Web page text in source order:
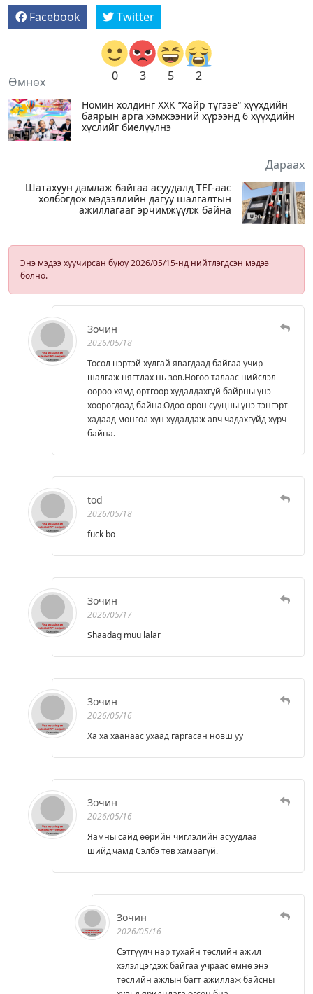
Facebook Twitter
0 3 5 2
Өмнөх
Номин холдинг ХХК “Хайр түгээе“ хүүхдийн
баярын арга хэмжээний хүрээнд 6 хүүхдийн
хүслийг биелүүлнэ
Дараах
Шатахуун дамлаж байгаа асуудалд ТЕГ-аас
холбогдох мэдээллийн дагуу шалгалтын
ажиллагааг эрчимжүүлж байна
Энэ мэдээ хуучирсан буюу 2026/05/15-нд нийтлэгдсэн мэдээ
болно.
Зочин
2026/05/18
Төсөл нэртэй хулгай явагдаад байгаа учир
шалгаж нягтлах нь зөв.Нөгөө талаас нийслэл
өөрөө хямд өртгөөр худалдахгүй байрны үнэ
хөөрөгдөад байна.Одоо орон сууцны үнэ тэнгэрт
хадаад монгол хүн худалдаж авч чадахгүйд хүрч
байна.
tod
2026/05/18
fuck bo
Зочин
2026/05/17
Shaadag muu lalar
Зочин
2026/05/16
Ха ха хаанаас ухаад гаргасан новш уу
Зочин
2026/05/16
Яамны сайд өөрийн чиглэлийн асуудлаа
шийд.чамд Сэлбэ төв хамаагүй.
Зочин
2026/05/16
Сэтгүүлч нар тухайн төслийн ажил
хэлэлцэгдэж байгаа учраас өмнө энэ
төслийн ажлын багт ажиллаж байсны